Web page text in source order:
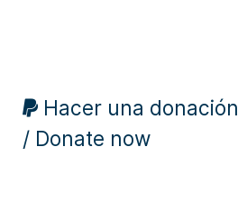
Hacer una donación
/ Donate now